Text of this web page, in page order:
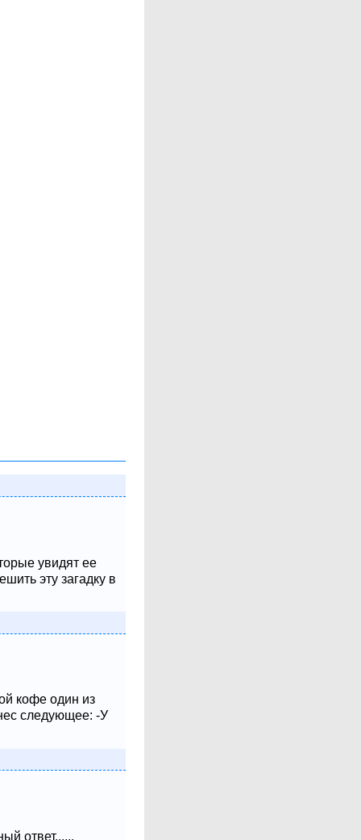
увидят ее
эту загадку в
кофе один из
следующее: -У
ответ......